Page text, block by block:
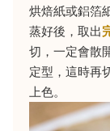
烘焙紙或鋁箔
蒸好後，取出
切，一定會散
定型，這時再
上色。